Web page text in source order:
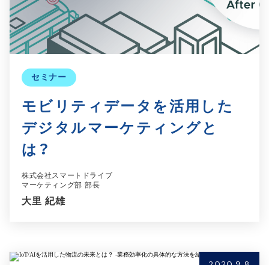
セミナー
モビリティデータを活用した
デジタルマーケティングと
は？
株式会社スマートドライブ
マーケティング部 部長
大里 紀雄